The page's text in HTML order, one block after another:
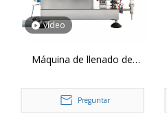
vídeo
Máquina de llenado de
bomba de rotor de alta
viscosidad de sobremesa
Preguntar